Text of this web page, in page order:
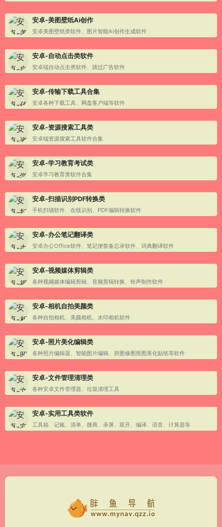
安卓-美图壁纸Ai创作
安卓美图壁纸类软件、图片智能Ai创作生成软件
安卓-自动点击类软件
安卓端自动点击类软件、跳过广告软件
安卓-传输下载工具合集
安卓各种下载工具、网盘客户端等软件
安卓-资源搜索工具类
安卓端资源搜索工具软件合集
安卓-学习教育考试类
安卓学习教育类软件合集
安卓-扫描识别PDF转换类
手机扫描软件、在线识别、PDF编辑转换软件
安卓-办公笔记翻译类
安卓办公Office软件、笔记便签备忘录软件、词典翻译软件
安卓-视频媒体剪辑类
各种视频媒体编辑剪辑、音频剪辑转换、铃声制作软件
安卓-相机自拍美颜类
各种自拍相机、美颜相机、水印相机软件
安卓-照片美化编辑类
各种照片编辑器、智能图片编辑、拼图修图抠图美化贴纸等软件
安卓-文件管理清理类
各种安卓文件管理器、垃圾清理工具
安卓-实用工具类软件
工具箱、记账、清单、微商、录屏、双开、编译、语音、计算器等